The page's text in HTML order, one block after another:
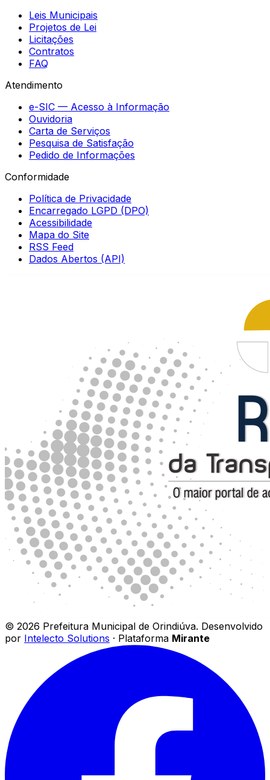
Leis Municipais
Projetos de Lei
Licitações
Contratos
FAQ
Atendimento
e-SIC — Acesso à Informação
Ouvidoria
Carta de Serviços
Pesquisa de Satisfação
Pedido de Informações
Conformidade
Política de Privacidade
Encarregado LGPD (DPO)
Acessibilidade
Mapa do Site
RSS Feed
Dados Abertos (API)
© 2026 Prefeitura Municipal de Orindiúva. Desenvolvido
por Intelecto Solutions · Plataforma Mirante